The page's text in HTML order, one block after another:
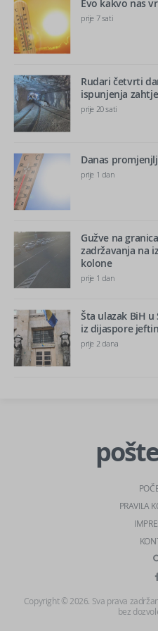
Evo kakvo nas
prije 7 sati
Rudari četvrti
ispunjenja
prije 20 sati
Danas
prije 1 dan
Gužve na
zadržavanja na
kolone
prije 1 dan
Šta ulazak BiH u
iz dijaspore
prije 2 dana
PRAVILA
Copyright © 2026. Sva prava
bez